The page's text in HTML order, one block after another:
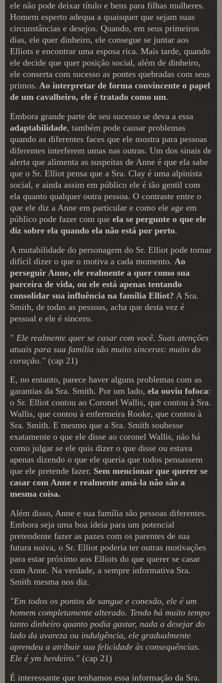
ele não pode deixar título e bens para filhas mulheres.
Homem esperto adequa a quaisquer que sejam suas
circunstâncias e desejos. Quando, em seus primeiros
dias, ele quer dinheiro, ele consegue se juntar aos
Elliots e encontrar uma esposa rica. Mais tarde, quando
ele decide que quer posição social, além de dinheiro,
ele conserta com sucesso as pontes quebradas com seus
primos. Ao interpretar de forma convincente o papel
de um cavalheiro, ele é tratado como um.
Embora grande parte de seu sucesso se deva a essa
adaptabilidade, também pode causar problemas
quando as diferentes faces que ele mostra para pessoas
diferentes interferem umas nas outras. Um dos sinais de
alerta que alimenta as suspeitas de Anne é que ela sabe
que o Sr. Elliot pensa que a Sra. Clay é uma alpinista
social, e ainda assim em público ele é tão gentil com
ela quanto qualquer outra pessoa. O contraste entre o
que ele diz a Anne em particular e como ele age em
público pode fazer com que ela se pergunte o que ele
diz sobre ela quando ela não está por perto.
A mutabilidade do personagem do Sr. Elliot pode tornar
difícil dizer o que o motiva a cada momento. Ao
perseguir Anne, ele realmente a quer como sua
parceira de vida, ou ele está apenas tentando
consolidar sua influência na família Elliot? A Sra.
Smith, de todas as pessoas, acha que desta vez é
pessoal e ele é sincero.
" Ele realmente quer se casar com você. Suas atenções
atuais para sua família são muito sinceras: muito do
coração." (cap 21)
E, no entanto, parece haver alguns problemas com as
garantias da Sra. Smith. Por um lado, ela ouviu fofoca:
o Sr. Elliot contou ao Coronel Wallis, que contou à Sra.
Wallis, que contou à enfermeira Rooke, que contou à
Sra. Smith. E mesmo que a Sra. Smith soubesse
exatamente o que ele disse ao coronel Wallis, não há
como julgar se ele quis dizer o que disse ou estava
apenas dizendo o que ele queria que todos pensassem
que ele pretende fazer. Sem mencionar que querer se
casar com Anne e realmente amá-la não são a
mesma coisa.
Além disso, Anne e sua família são pessoas diferentes.
Embora seja uma boa ideia para um potencial
pretendente fazer as pazes com os parentes de sua
futura noiva, o Sr. Elliot poderia ter outras motivações
para estar próximo aos Elliots do que querer se casar
com Anne. Na verdade, a sempre informativa Sra.
Smith mesma nos diz.
"Em todos os pontos de sangue e conexão, ele é um
homem completamente alterado. Tendo há muito tempo
tanto dinheiro quanto podia gastar, nada a desejar do
lado da avareza ou indulgência, ele gradualmente
aprendeu a atribuir sua felicidade às consequências.
Ele é ym herdeiro." (cap 21)
É interessante que tenhamos essa informação da Sra.